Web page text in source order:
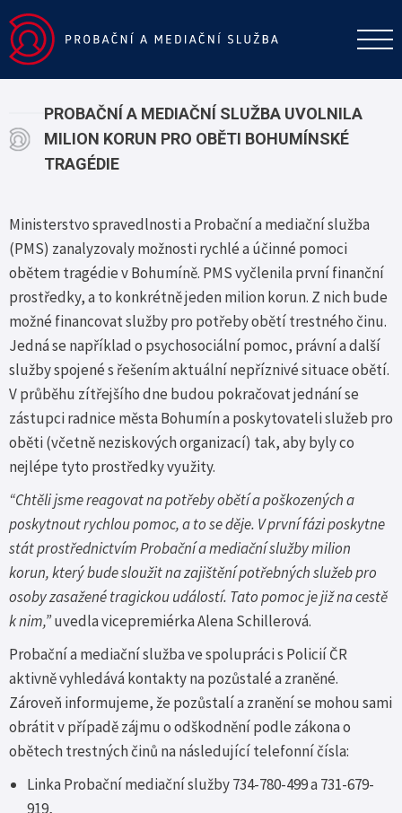
PROBAČNÍ A MEDIAČNÍ SLUŽBA UVOLNILA
MILION KORUN PRO OBĚTI BOHUMÍNSKÉ
TRAGÉDIE
Ministerstvo spravedlnosti a Probační a mediační služba
(PMS) zanalyzovaly možnosti rychlé a účinné pomoci
obětem tragédie v Bohumíně. PMS vyčlenila první finanční
prostředky, a to konkrétně jeden milion korun. Z nich bude
možné financovat služby pro potřeby obětí trestného činu.
Jedná se například o psychosociální pomoc, právní a další
služby spojené s řešením aktuální nepříznivé situace obětí.
V průběhu zítřejšího dne budou pokračovat jednání se
zástupci radnice města Bohumín a poskytovateli služeb pro
oběti (včetně neziskových organizací) tak, aby byly co
nejlépe tyto prostředky využity.
“Chtěli jsme reagovat na potřeby obětí a poškozených a
poskytnout rychlou pomoc, a to se děje. V první fázi poskytne
stát prostřednictvím Probační a mediační služby milion
korun, který bude sloužit na zajištění potřebných služeb pro
osoby zasažené tragickou událostí. Tato pomoc je již na cestě
k nim,”uvedla vicepremiérka Alena Schillerová.
Probační a mediační služba ve spolupráci s Policií ČR
aktivně vyhledává kontakty na pozůstalé a zraněné.
Zároveň informujeme, že pozůstalí a zranění se mohou sami
obrátit v případě zájmu o odškodnění podle zákona o
obětech trestných činů na následující telefonní čísla:
Linka Probační mediační služby 734-780-499 a 731-679-
919,